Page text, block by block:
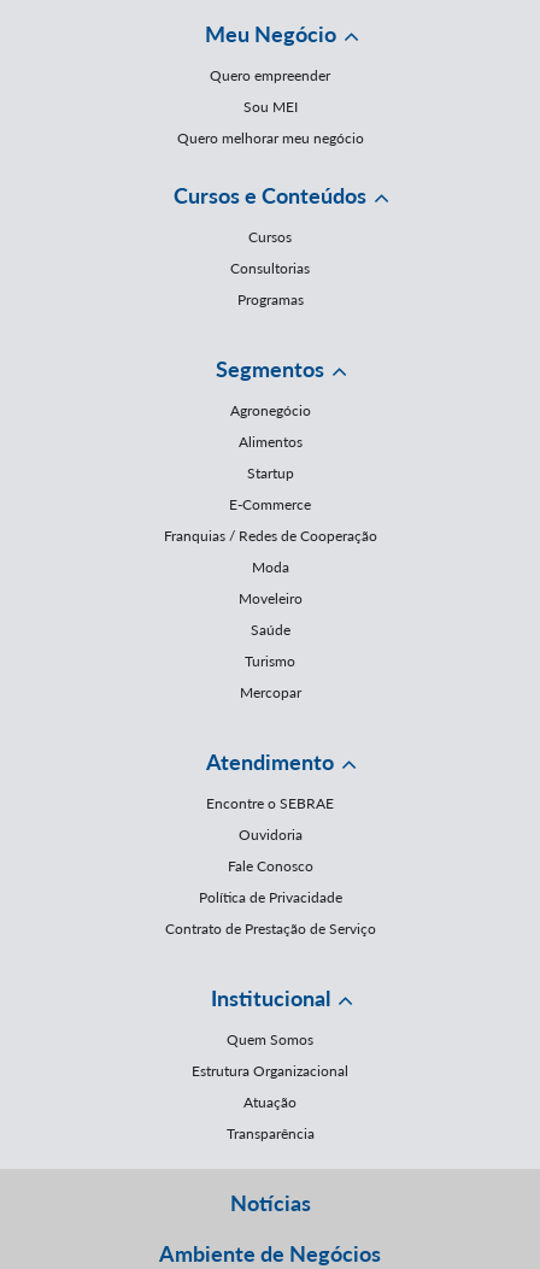
Meu Negócio
Quero empreender
Sou MEI
Quero melhorar meu negócio
Cursos e Conteúdos
Cursos
Consultorias
Programas
Segmentos
Agronegócio
Alimentos
Startup
E-Commerce
Franquias / Redes de Cooperação
Moda
Moveleiro
Saúde
Turismo
Mercopar
Atendimento
Encontre o SEBRAE
Ouvidoria
Fale Conosco
Política de Privacidade
Contrato de Prestação de Serviço
Institucional
Quem Somos
Estrutura Organizacional
Atuação
Transparência
Notícias
Ambiente de Negócios